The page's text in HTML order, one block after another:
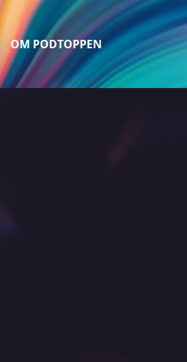
OM PODTOPPEN